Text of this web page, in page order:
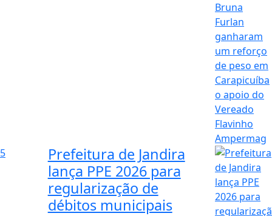
5
Prefeitura de Jandira
lança PPE 2026 para
regularização de
débitos municipais